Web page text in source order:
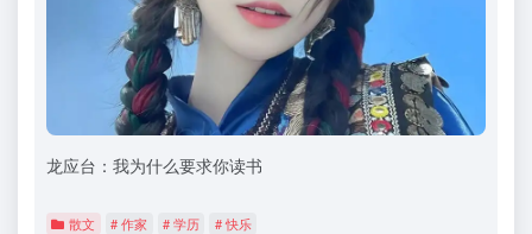
龙应台：我为什么要求你读书
散文 # 作家 # 学历 # 快乐